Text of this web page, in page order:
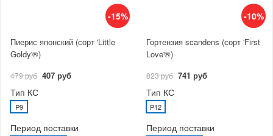
-15%
Пиерис японский (сорт 'Little
Goldy'®)
479 руб 407 руб
Тип КС
P9
Период поставки
-10%
Гортензия scandens (сорт 'First
Love'®)
823 руб 741 руб
Тип КС
P12
Период поставки